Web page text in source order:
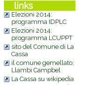
links
Elezioni 2014:
programma IDPLC
Elezioni 2014:
programma LCUPPT
sito del Comune di La
Cassa
il comune gemellato:
Llambi Campbel
La Cassa su wikipedia